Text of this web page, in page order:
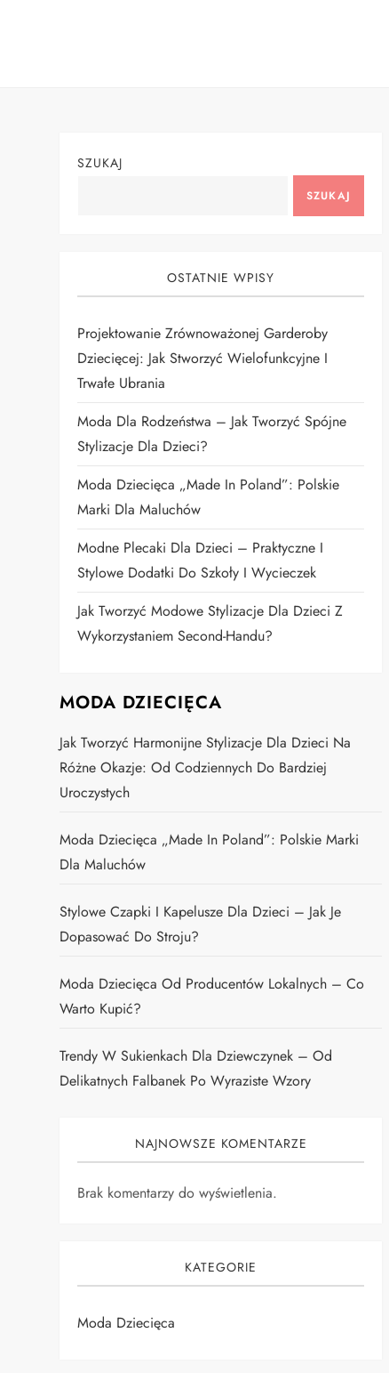
SZUKAJ
SZUKAJ
OSTATNIE WPISY
Projektowanie Zrównoważonej Garderoby
Dziecięcej: Jak Stworzyć Wielofunkcyjne I
Trwałe Ubrania
Moda Dla Rodzeństwa – Jak Tworzyć Spójne
Stylizacje Dla Dzieci?
Moda Dziecięca „Made In Poland”: Polskie
Marki Dla Maluchów
Modne Plecaki Dla Dzieci – Praktyczne I
Stylowe Dodatki Do Szkoły I Wycieczek
Jak Tworzyć Modowe Stylizacje Dla Dzieci Z
Wykorzystaniem Second-Handu?
MODA DZIECIĘCA
Jak Tworzyć Harmonijne Stylizacje Dla Dzieci Na
Różne Okazje: Od Codziennych Do Bardziej
Uroczystych
Moda Dziecięca „Made In Poland”: Polskie Marki
Dla Maluchów
Stylowe Czapki I Kapelusze Dla Dzieci – Jak Je
Dopasować Do Stroju?
Moda Dziecięca Od Producentów Lokalnych – Co
Warto Kupić?
Trendy W Sukienkach Dla Dziewczynek – Od
Delikatnych Falbanek Po Wyraziste Wzory
NAJNOWSZE KOMENTARZE
Brak komentarzy do wyświetlenia.
KATEGORIE
Moda Dziecięca